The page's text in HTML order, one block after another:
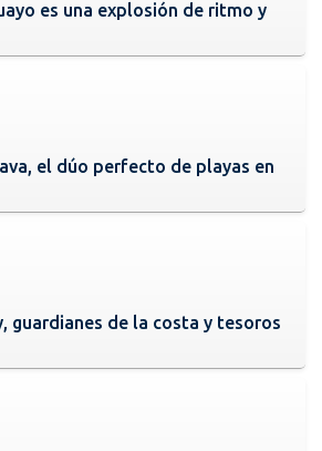
es una explosión de ritmo y
el dúo perfecto de playas en
guardianes de la costa y tesoros